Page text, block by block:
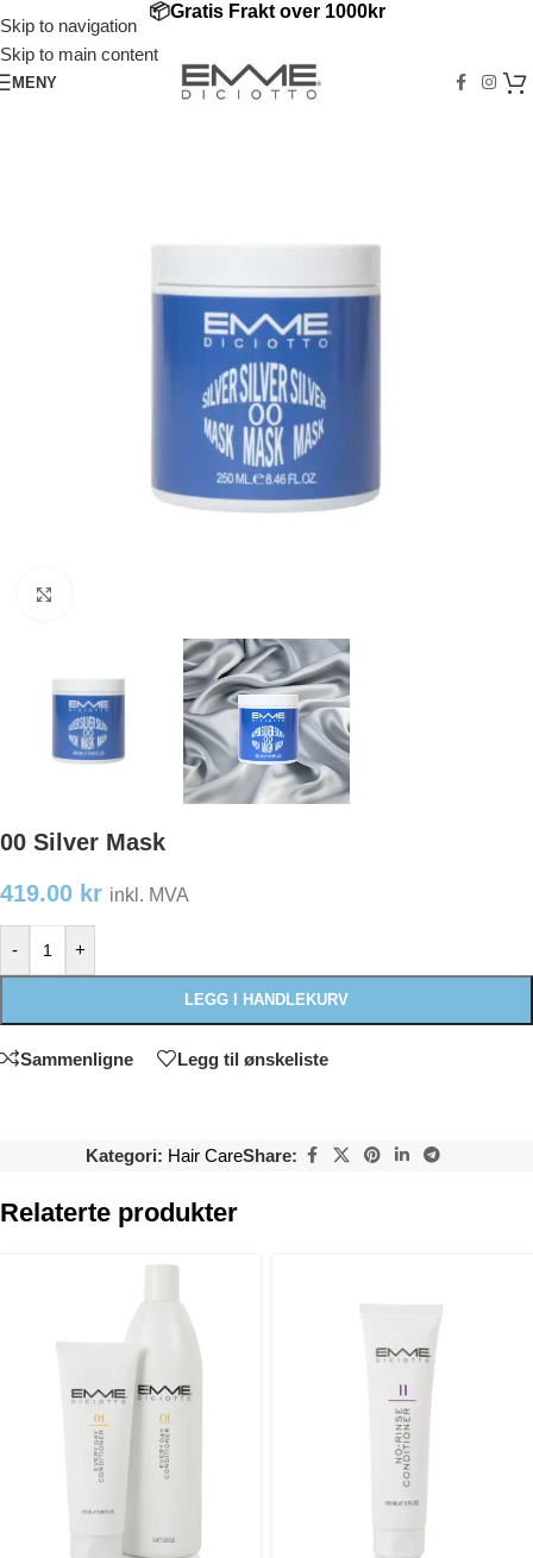
Skip to navigation
Skip to main content
📦Gratis Frakt over1000kr
MENY
00 Silver Mask
419.00 kr inkl. MVA
- +
LEGG I HANDLEKURV
Sammenligne Legg til ønskeliste
Kategori: Hair CareShare:
Relaterte produkter